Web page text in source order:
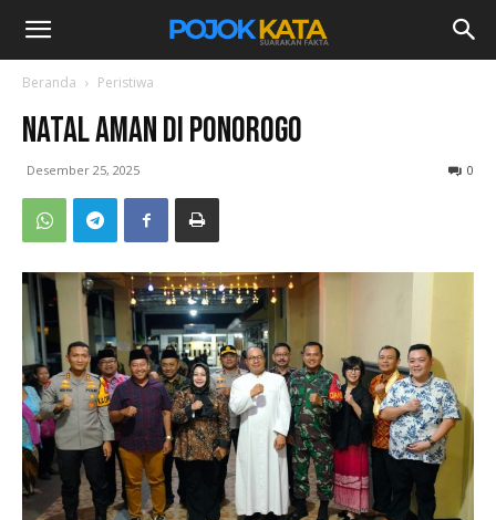
Beranda Peristiwa
Natal Aman di Ponorogo
Desember 25, 2025 0